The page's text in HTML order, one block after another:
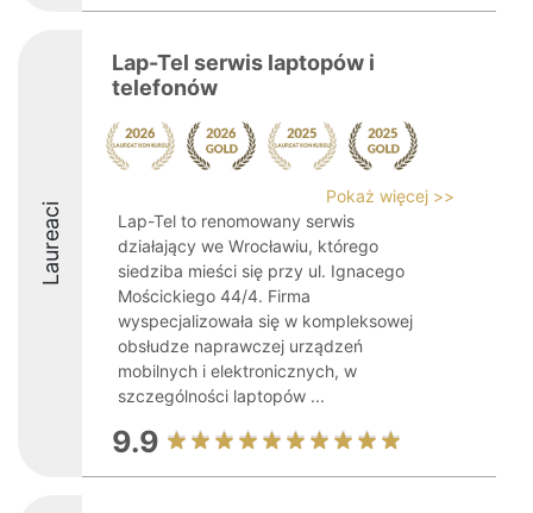
Laureaci
Lap-Tel serwis laptopów i
telefonów
Pokaż więcej >>
Lap-Tel to renomowany serwis
działający we Wrocławiu, którego
siedziba mieści się przy ul. Ignacego
Mościckiego 44/4. Firma
wyspecjalizowała się w kompleksowej
obsłudze naprawczej urządzeń
mobilnych i elektronicznych, w
szczególności laptopów ...
9.9